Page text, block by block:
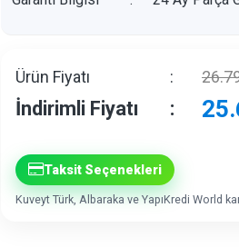
Ürün Fiyatı :
İndirimli Fiyatı :
Taksit Seçenekleri
Kuveyt Türk, Albaraka ve YapıKredi World